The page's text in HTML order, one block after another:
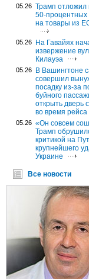
05.26 Трамп отложил
50-
на товары из
05.26
На Гавайях
извержение
Килауэа
05.26
В Вашингтоне
совершил
посадку из-за
буйного
открыть дверь
во время рейса
05.26 «Он совсем
Трамп
критикой на
крупнейшего
Украине
Все новости